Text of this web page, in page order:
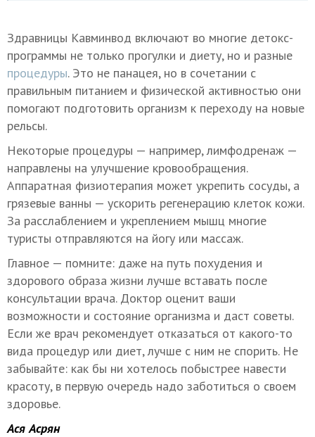
Здравницы Кавминвод включают во многие детокс-
программы не только прогулки и диету, но и разные
процедуры. Это не панацея, но в сочетании с
правильным питанием и физической активностью они
помогают подготовить организм к переходу на новые
рельсы.
Некоторые процедуры — например, лимфодренаж —
направлены на улучшение кровообращения.
Аппаратная физиотерапия может укрепить сосуды, а
грязевые ванны — ускорить регенерацию клеток кожи.
За расслаблением и укреплением мышц многие
туристы отправляются на йогу или массаж.
Главное — помните: даже на путь похудения и
здорового образа жизни лучше вставать после
консультации врача. Доктор оценит ваши
возможности и состояние организма и даст советы.
Если же врач рекомендует отказаться от какого-то
вида процедур или диет, лучше с ним не спорить. Не
забывайте: как бы ни хотелось побыстрее навести
красоту, в первую очередь надо заботиться о своем
здоровье.
Ася Асрян